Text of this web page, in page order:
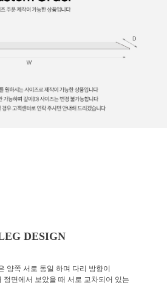
DESIGN
양쪽 서로 동일 하며 다리 방향이
정면에서 보았을 때 서로 교차되어 있는